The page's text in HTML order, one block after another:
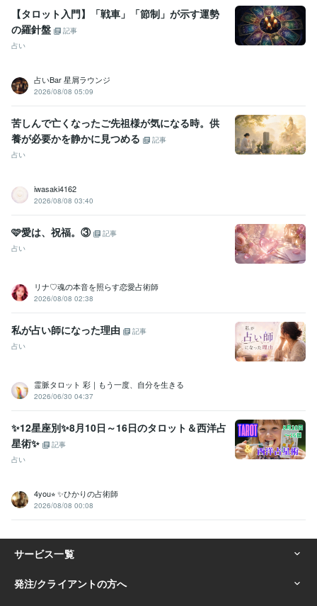
【タロット入門】「戦車」「節制」が示す運勢
の羅針盤
記事
占い
占いBar 星屑ラウンジ
2026/08/08 05:09
苦しんで亡くなったご先祖様が気になる時。供
養が必要かを静かに見つめる
記事
占い
iwasaki4162
2026/08/08 03:40
🩷愛は、祝福。③
記事
占い
リナ♡魂の本音を照らす恋愛占術師
2026/08/08 02:38
私が占い師になった理由
記事
占い
霊脈タロット 彩｜もう一度、自分を生きる
2026/06/30 04:37
✨12星座別✨8月10日～16日のタロット＆西洋占
星術✨
記事
占い
4you⭐︎ ✨ひかりの占術師
2026/08/08 00:08